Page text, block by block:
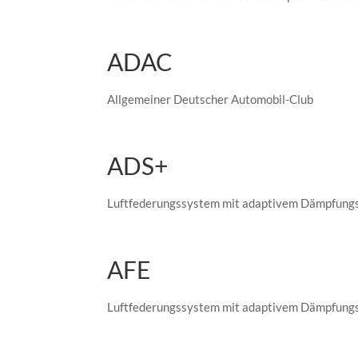
ADAC
Allgemeiner Deutscher Automobil-Club
ADS+
Luftfederungssystem mit adaptivem
AFE
Luftfederungssystem mit adaptivem